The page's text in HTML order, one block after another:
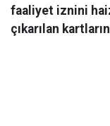
faaliyet iznini
çıkarılan